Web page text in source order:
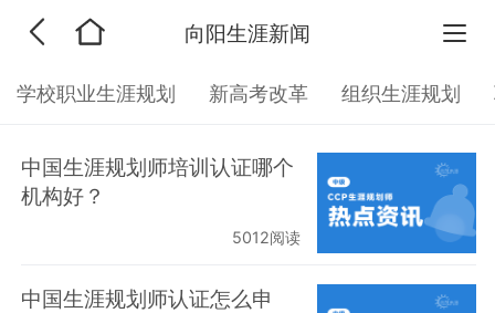
向阳生涯新闻
学校职业生涯规划 新高考改革 组织生涯规划
中国生涯规划师培训认证哪个
机构好？
5012阅读
中国生涯规划师认证怎么申